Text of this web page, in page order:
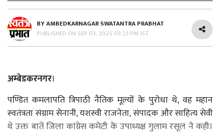
BYAMBEDKARNAGAR SWATANTRA PRABHAT
PUBLISHED ON SEP 03, 2025 03:23 PM IST
अम्बेडकरनगर।
पण्डित कमलापति त्रिपाठी नैतिक मूल्यों के पुरोधा थे, वह महान
स्वतंत्रता संग्राम सेनानी, यशस्वी राजनेता, संपादक और साहित्य सेवी
थे उक्त बातें जिला कांग्रेस कमेटी के उपाध्यक्ष गुलाम रसूल ने कही।